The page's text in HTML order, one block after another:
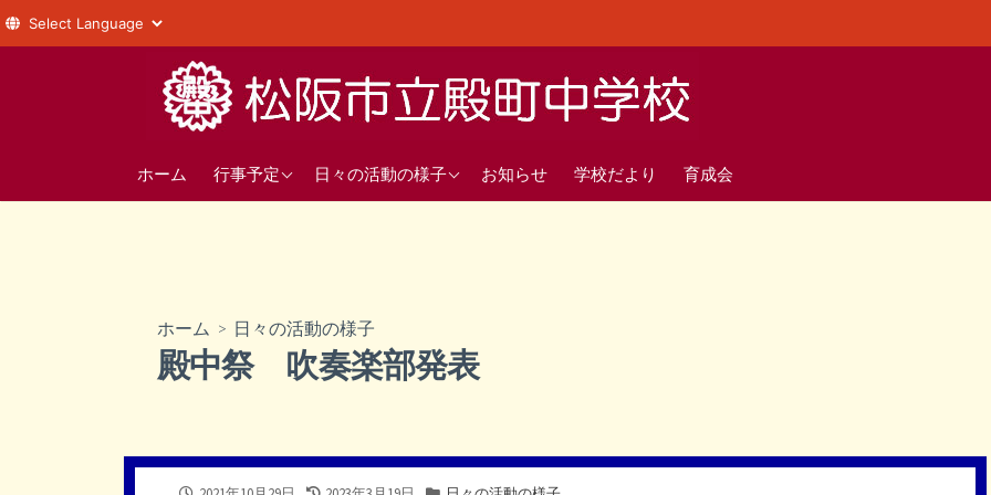
へ
ホーム 行事予定
年間の行事予定日々の活動の様子
1年
生徒会
お知らせ 学校だより 育成会
ホーム > 日々の活動の様子
殿中祭 吹奏楽部発表
公
最
カ